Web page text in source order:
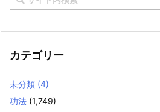
カテゴリー
未分類 (4)
功法 (1,749)